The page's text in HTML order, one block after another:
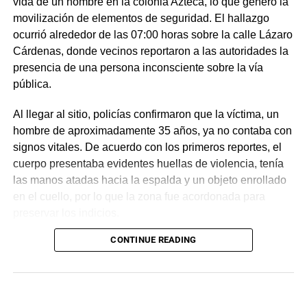
movilización de elementos de seguridad. El hallazgo
ocurrió alrededor de las 07:00 horas sobre la calle Lázaro
Cárdenas, donde vecinos reportaron a las autoridades la
presencia de una persona inconsciente sobre la vía
pública.
Al llegar al sitio, policías confirmaron que la víctima, un
hombre de aproximadamente 35 años, ya no contaba con
signos vitales. De acuerdo con los primeros reportes, el
cuerpo presentaba evidentes huellas de violencia, tenía
las manos atadas hacia la espalda y un objeto enrollado
en el cuello, por lo que la zona fue acordonada para
Las primeras investigaciones apuntan a que el hombre
madrugada. Personal de la Fiscalía y del Servicio Médico
CONTINUE READING